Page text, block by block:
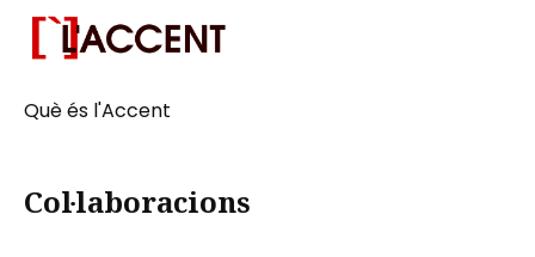
Què és l'Accent
Col·laboracions